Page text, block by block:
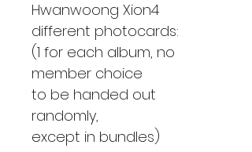
Hwanwoong Xion4
different photocards:
(1 for each album, no
member choice
to be handed out
randomly,
except in bundles)